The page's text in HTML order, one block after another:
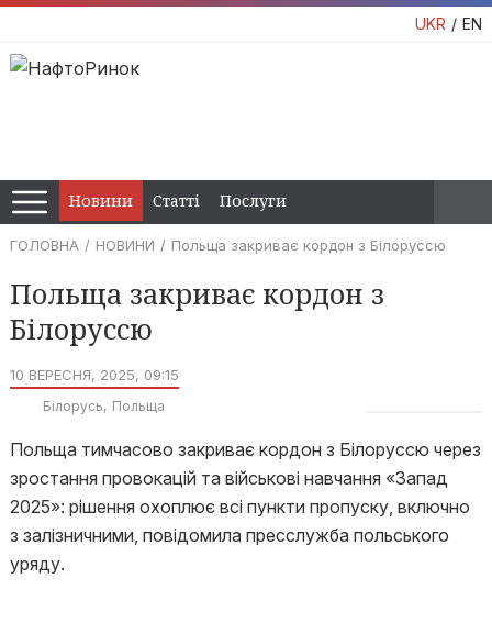
UKR EN
Новини Статті Послуги
ГОЛОВНА НОВИНИ Польща закриває кордон з Білоруссю
Польща закриває кордон з
Білоруссю
10 ВЕРЕСНЯ, 2025, 09:15
Білорусь Польща
Польща тимчасово закриває кордон з Білоруссю через
зростання провокацій та військові навчання «Запад
2025»: рішення охоплює всі пункти пропуску, включно
з залізничними, повідомила пресслужба польського
уряду.